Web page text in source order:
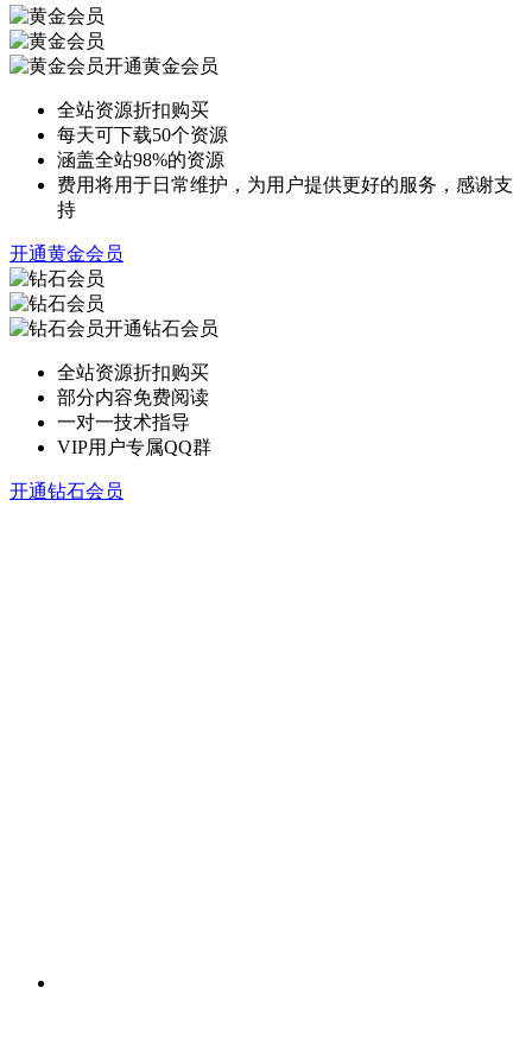
开通黄金会员
全站资源折扣购买
每天可下载50个资源
涵盖全站98%的资源
费用将用于日常维护，为用户提供更好的服务，感谢支
持
开通黄金会员
开通钻石会员
全站资源折扣购买
部分内容免费阅读
一对一技术指导
VIP用户专属QQ群
开通钻石会员